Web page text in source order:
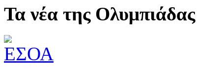
Τα νέα της Ολυμπιάδας